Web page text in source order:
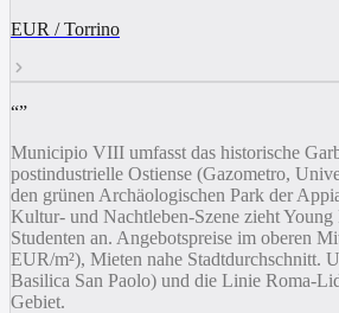
EUR / Torrino
“”
Municipio VIII umfasst das historische
postindustrielle Ostiense (Gazometro,
den grünen Archäologischen Park der
Kultur- und Nachtleben-Szene zieht Young
Studenten an. Angebotspreise im oberen
EUR/m²), Mieten nahe Stadtdurchschnitt.
Basilica San Paolo) und die Linie Roma-
Gebiet.